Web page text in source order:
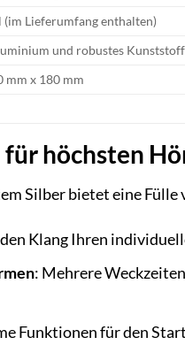
(im Lieferumfang enthalten)
und robustes
mm x 180 mm
höchsten
Silber bietet eine
den Klang Ihren
: Mehrere
Funktionen für den Start